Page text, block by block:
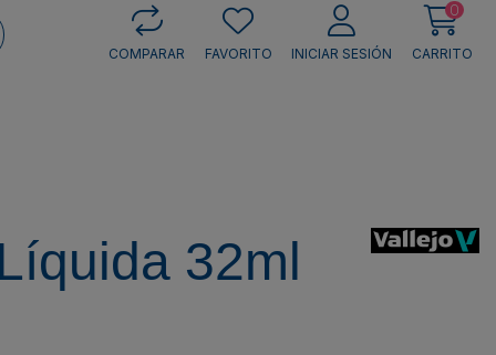
COMPARAR
FAVORITO INICIAR SESIÓN
0
CARRITO
32ml